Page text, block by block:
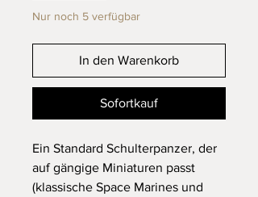
Nur noch 5 verfügbar
In den Warenkorb
Sofortkauf
Ein Standard Schulterpanzer, der
auf gängige Miniaturen passt
(klassische Space Marines und